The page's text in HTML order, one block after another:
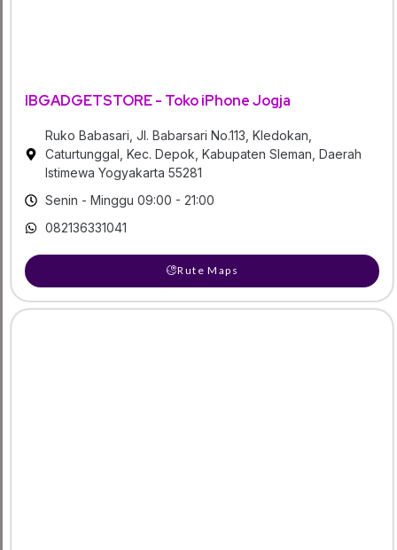
IBGADGETSTORE - Toko iPhone Jogja
Ruko Babasari, Jl. Babarsari No.113, Kledokan,
Caturtunggal, Kec. Depok, Kabupaten Sleman, Daerah
Istimewa Yogyakarta 55281
Senin - Minggu 09:00 - 21:00
082136331041
Rute Maps